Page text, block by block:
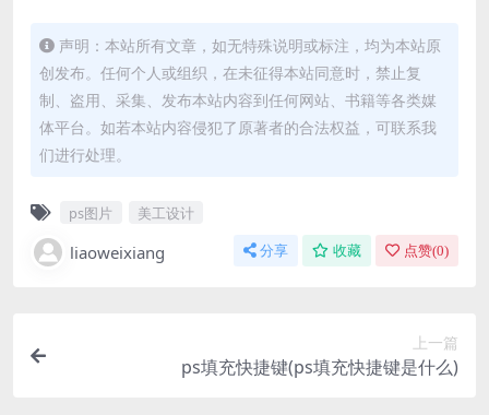
声明：本站所有文章，如无特殊说明或标注，均为本站原
创发布。任何个人或组织，在未征得本站同意时，禁止复
制、盗用、采集、发布本站内容到任何网站、书籍等各类媒
体平台。如若本站内容侵犯了原著者的合法权益，可联系我
们进行处理。
ps图片 美工设计
liaoweixiang 分享 收藏 点赞(0)
上一篇
ps填充快捷键(ps填充快捷键是什么)